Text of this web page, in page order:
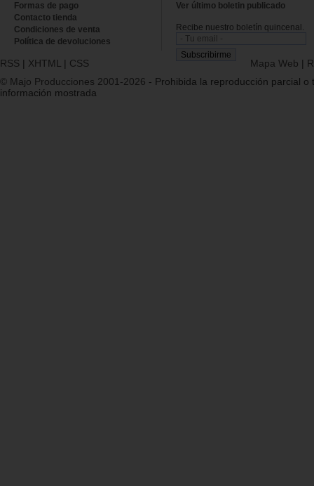
Formas de pago
Contacto tienda
Condiciones de venta
Política de devoluciones
Ver último boletin publicado
Recibe nuestro boletín quincenal.
RSS | XHTML | CSS Mapa Web |
© Majo Producciones 2001-2026 - Prohibida la reproducción parcial o
información mostrada